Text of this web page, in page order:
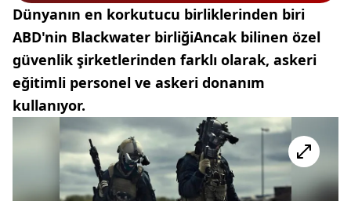
Dünyanın en korkutucu birliklerinden biri
ABD'nin Blackwater birliğiAncak bilinen özel
güvenlik şirketlerinden farklı olarak, askeri
eğitimli personel ve askeri donanım
kullanıyor.